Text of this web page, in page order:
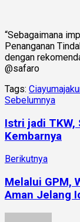
“Sebagaimana
Penanganan
dengan
@safaro
Tags:
Sebelumnya
Istri jadi TKW,
Kembarnya
Berikutnya
Melalui GPM,
Aman Jelang